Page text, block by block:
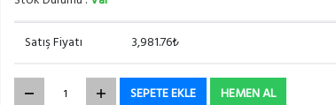
Satış Fiyatı 3,981.76₺
SEPETE EKLE HEMEN AL